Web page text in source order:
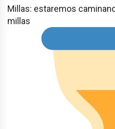
Millas: estaremos
millas